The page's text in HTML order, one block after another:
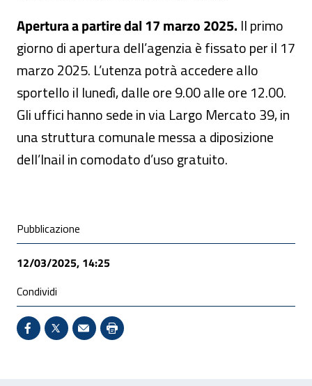
Apertura a partire dal 17 marzo 2025. Il primo
giorno di apertura dell’agenzia è fissato per il 17
marzo 2025. L’utenza potrà accedere allo
sportello il lunedì, dalle ore 9.00 alle ore 12.00.
Gli uffici hanno sede in via Largo Mercato 39, in
una struttura comunale messa a diposizione
dell’Inail in comodato d’uso gratuito.
Condivisione social
Pubblicazione
12/03/2025, 14:25
Condividi
Condividi su Facebook - Sito esterno - Apertura in
X - Sito esterno - Apertura in nuova finestra
Invio Mail: apre il programma di posta
Stampa pagina: scelta meno